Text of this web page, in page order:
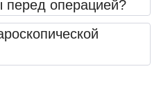
Из-за
с
трудно
перед операцией?